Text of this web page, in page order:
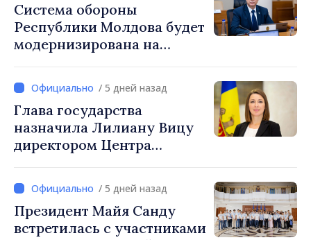
Система обороны
Республики Молдова будет
модернизирована на
внедрению Национальной
стратегии обороны
/ 5 дней назад
Глава государства
назначила Лилиану Вицу
директором Центра
коммуникации и
противодействия
дезинформации
/ 5 дней назад
Президент Майя Санду
встретилась с участниками